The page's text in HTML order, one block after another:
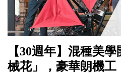
【30週年】混種美
械花」，豪華朗機工